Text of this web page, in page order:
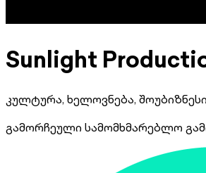
Sunlight
კულტურა, ხელოვნება, შოუბიზნესი
გამორჩეული სამომხმარებლო